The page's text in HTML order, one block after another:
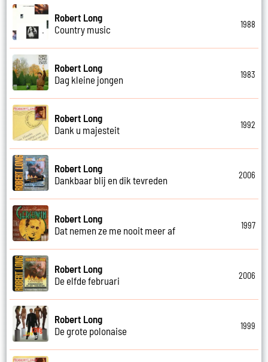
Robert Long
Country music
1988
Robert Long
Dag kleine jongen
1983
Robert Long
Dank u majesteit
1992
Robert Long
Dankbaar blij en dik tevreden
2006
Robert Long
Dat nemen ze me nooit meer af
1997
Robert Long
De elfde februari
2006
Robert Long
De grote polonaise
1999